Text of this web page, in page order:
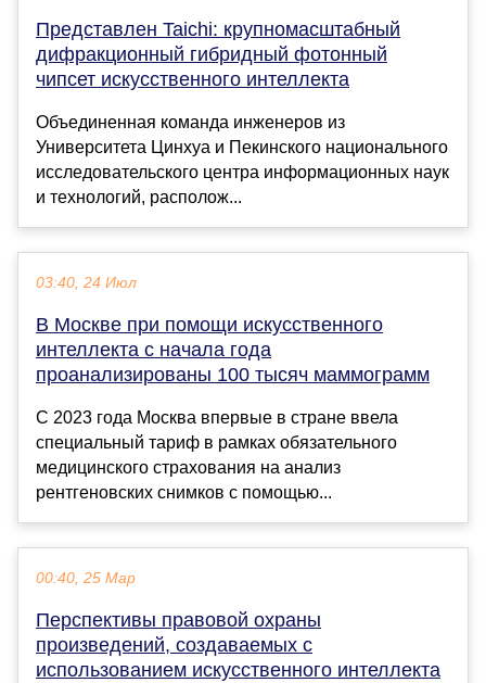
Представлен Taichi: крупномасштабный
дифракционный гибридный фотонный
чипсет искусственного интеллекта
Объединенная команда инженеров из
Университета Цинхуа и Пекинского национального
исследовательского центра информационных наук
и технологий, располож...
03:40, 24 Июл
В Москве при помощи искусственного
интеллекта с начала года
проанализированы 100 тысяч маммограмм
С 2023 года Москва впервые в стране ввела
специальный тариф в рамках обязательного
медицинского страхования на анализ
рентгеновских снимков с помощью...
00:40, 25 Мар
Перспективы правовой охраны
произведений, создаваемых с
использованием искусственного интеллекта